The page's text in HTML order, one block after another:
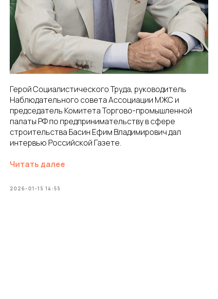
Герой Социалистического Труда, руководитель
Наблюдательного совета Ассоциации МЖС и
председатель Комитета Торгово-промышленной
палаты РФ по предпринимательству в сфере
строительства Басин Ефим Владимирович дал
интервью Российской Газете.
Читать далее
2026-01-15 14:55